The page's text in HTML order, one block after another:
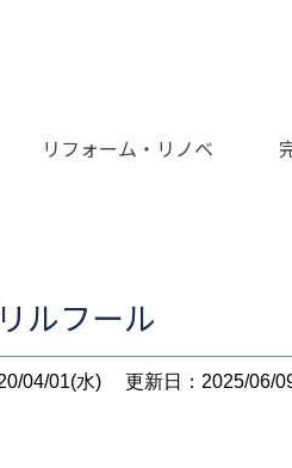
リフォーム・リノベ
ルフール
04/01(水) 更新日：2025/06/